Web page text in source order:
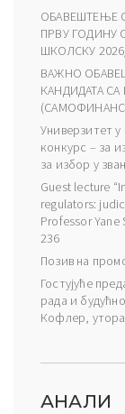
ОБАВЕШТЕЊЕ
ПРВУ ГОДИНУ
ШКОЛСКУ
ВАЖНО
КАНДИДАТА
Универзитет
конкурс – за
за избор у
Guest lecture
regulators:
Professor Yane
236
Позив на
Гостујуће
рада и
Кофлер,
АНАЛИ